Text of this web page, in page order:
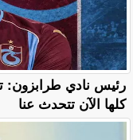
رئيس نادي طرابزون:
كلها الآن تتحدث عنا